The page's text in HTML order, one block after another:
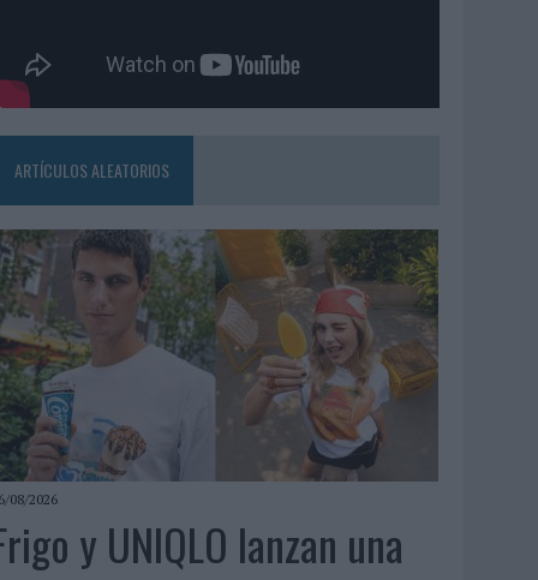
ARTÍCULOS ALEATORIOS
08/2026
y UNIQLO lanzan una